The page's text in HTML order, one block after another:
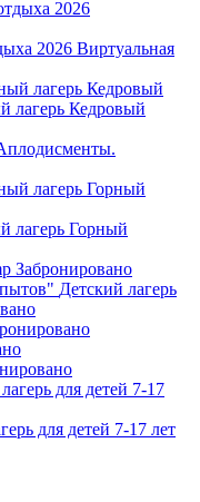
2026 Виртуальная
лагерь Кедровый
лагерь Горный
Забронировано
Детский лагерь
для детей 7-17 лет